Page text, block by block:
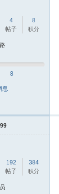
4
帖子
8
积分
8
息
192
帖子
384
积分